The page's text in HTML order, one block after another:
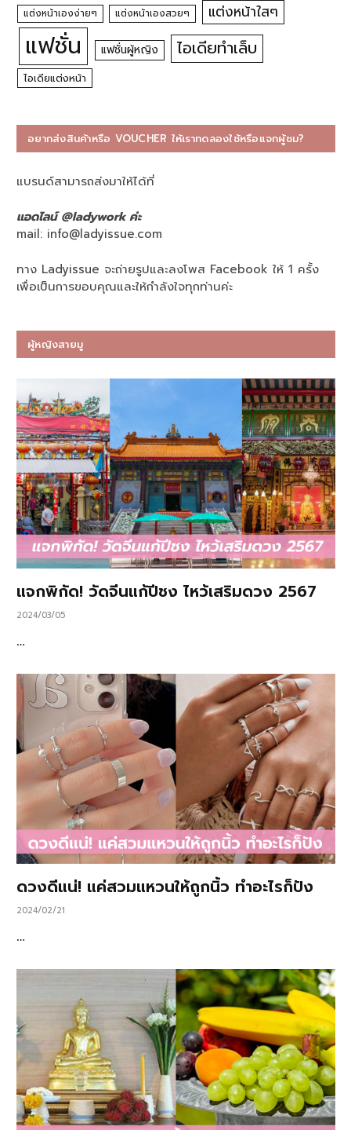
แต่งหน้าเองง่ายๆ แต่งหน้าเองสวยๆ แต่งหน้าใสๆ
แฟชั่น แฟชั่นผู้หญิง ไอเดียทำเล็บ
ไอเดียแต่งหน้า
อยากส่งสินค้าหรือ VOUCHER ให้เราทดลองใช้หรือแจกผู้ชม?
แบรนด์สามารถส่งมาให้ได้ที่
แอดไลน์ @ladywork ค่ะ
mail: info@ladyissue.com
ทาง Ladyissue จะถ่ายรูปและลงโพส Facebook ให้ 1 ครั้ง
เพื่อเป็นการขอบคุณและให้กำลังใจทุกท่านค่ะ
ผู้หญิงสายมู
แจกพิกัด! วัดจีนแก้ปีชง ไหว้เสริมดวง 2567
2024/03/05
…
ดวงดีแน่! แค่สวมแหวนให้ถูกนิ้ว ทำอะไรก็ปัง
2024/02/21
…